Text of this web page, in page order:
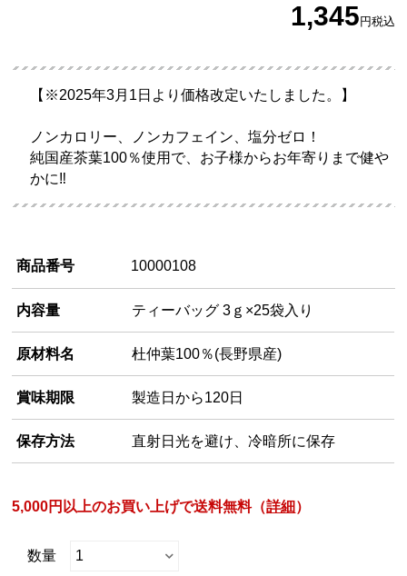
1,345 円税込
【※2025年3月1日より価格改定いたしました。】
ノンカロリー、ノンカフェイン、塩分ゼロ！
純国産茶葉100％使用で、お子様からお年寄りまで健や
かに‼
商品番号 10000108
内容量 ティーバッグ 3ｇ×25袋入り
原材料名 杜仲葉100％(長野県産)
賞味期限 製造日から120日
保存方法 直射日光を避け、冷暗所に保存
5,000円以上のお買い上げで送料無料（詳細 ）